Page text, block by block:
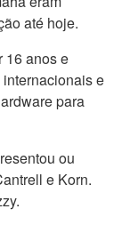
até hoje.
16 anos e
e
para
ou
e Korn.